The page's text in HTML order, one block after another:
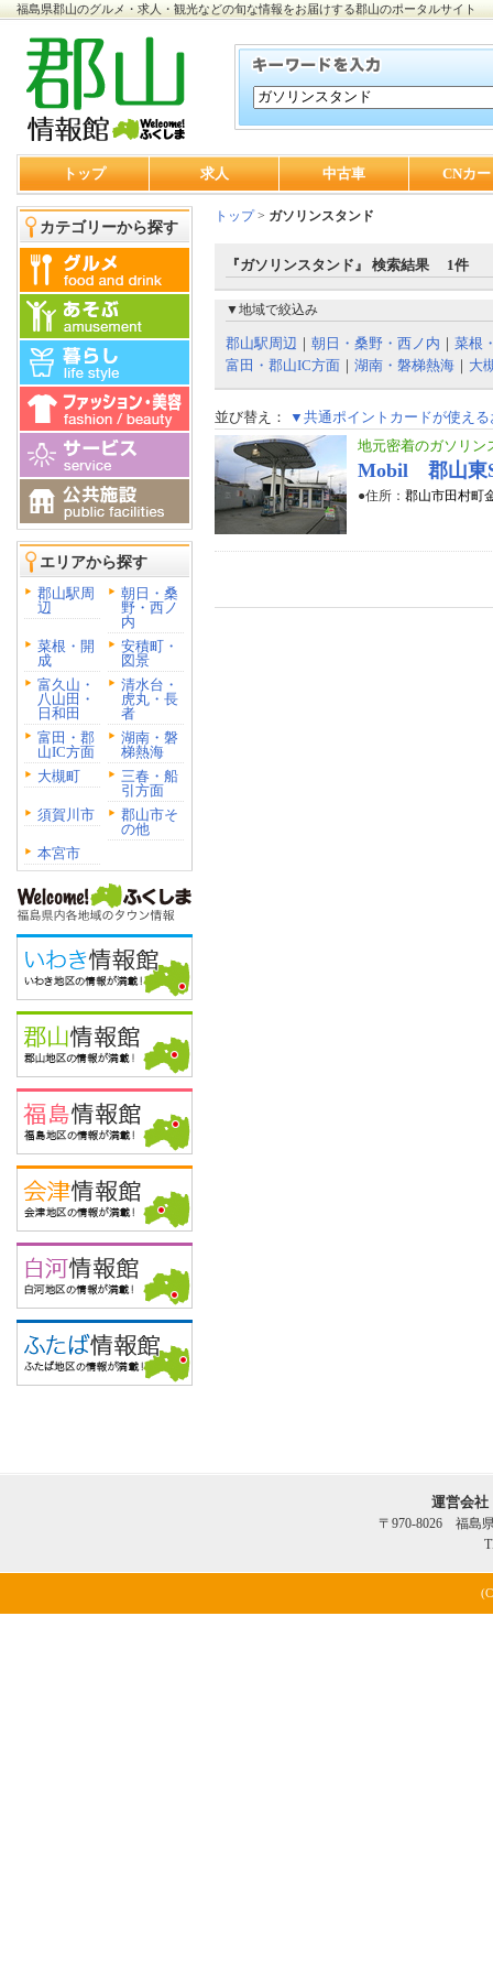
福島県郡山のグルメ・求人・観光などの旬な情報をお届けする郡山のポータルサイト
トップ 求人 中古車 CNカ
カテゴリーから探す
エリアから探す
郡山駅周
辺
朝日・桑
野・西ノ
内
菜根・開
成
安積町・
図景
富久山・
八山田・
日和田
清水台・
虎丸・長
者
富田・郡
山IC方面
湖南・磐
梯熱海
大槻町
三春・船
引方面
須賀川市
郡山市そ
の他
本宮市
トップ> ガソリンスタンド
『ガソリンスタンド』 検索結果 1件
▼地域で絞込み
郡山駅周辺 ｜ 朝日・桑野・西ノ内 ｜ 菜根
富田・郡山IC方面 ｜ 湖南・磐梯熱海 ｜ 大
並び替え：
▼共通ポイントカードが使える
地元密着のガソリン
Mobil 郡山東
●住所： 郡山市田村町
運営会
〒970-8026 福島